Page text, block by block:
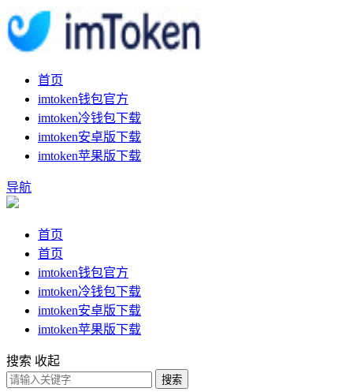
首页
imtoken钱包官方
imtoken冷钱包下载
imtoken安卓版下载
imtoken苹果版下载
导航
首页
首页
imtoken钱包官方
imtoken冷钱包下载
imtoken安卓版下载
imtoken苹果版下载
搜索 收起
搜索